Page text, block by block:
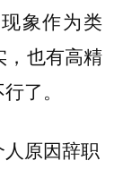
象作为类
，也有高精
了。
原因辞职